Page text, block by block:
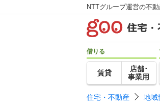
NTTグループ運営の不
借りる
賃貸
店舗･
事業用
住宅・不動産 地域